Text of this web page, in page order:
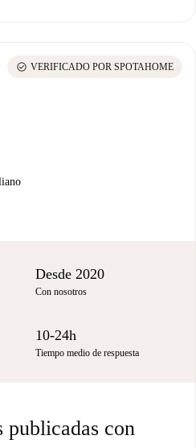
check_circle VERIFICADO POR SPOTAHOME
Desde 2020
Con nosotros
10-24h
Tiempo medio de respuesta
publicadas con